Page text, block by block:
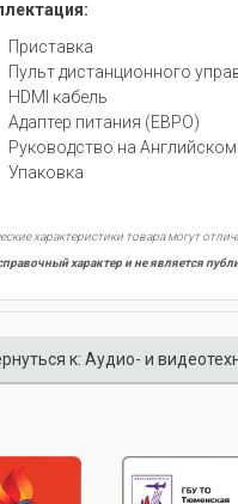
Приставка
Пульт дистанционного
HDMI кабель
Адаптер питания (ЕВРО)
Руководство на
Упаковка
характеристики товара могут
характер и не является
к: Аудио- и